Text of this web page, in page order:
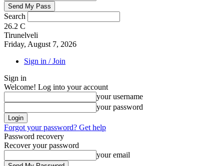
Search
26.2 C
Tirunelveli
Friday, August 7, 2026
Sign in / Join
Sign in
Welcome! Log into your account
your username
your password
Forgot your password? Get help
Password recovery
Recover your password
your email